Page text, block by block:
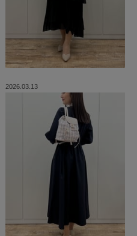
2026.03.13